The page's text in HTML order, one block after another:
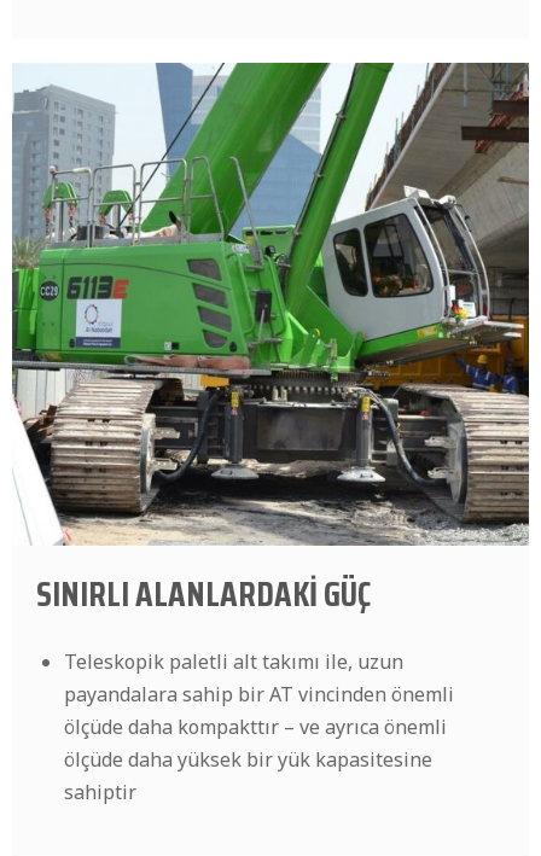
SINIRLI ALANLARDAKİ GÜÇ
Teleskopik paletli alt takımı ile, uzun
payandalara sahip bir AT vincinden önemli
ölçüde daha kompakttır – ve ayrıca önemli
ölçüde daha yüksek bir yük kapasitesine
sahiptir